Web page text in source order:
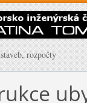
rozpočty